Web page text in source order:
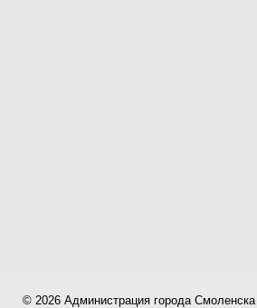
© 2026 Администрация города Смоленска